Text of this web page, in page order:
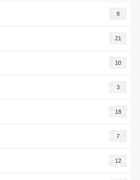
8
21
10
3
18
7
12